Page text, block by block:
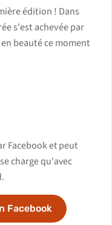
édition ! Dans
s'est achevée par
beauté ce moment
Facebook et peut
charge qu'avec
Facebook